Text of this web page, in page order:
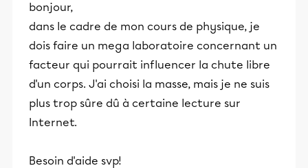
bonjour,
dans le cadre de mon cours de physique, je
dois faire un mega laboratoire concernant un
facteur qui pourrait influencer la chute libre
d'un corps. J'ai choisi la masse, mais je ne suis
plus trop sûre dû à certaine lecture sur
Internet.
Besoin d'aide svp!​